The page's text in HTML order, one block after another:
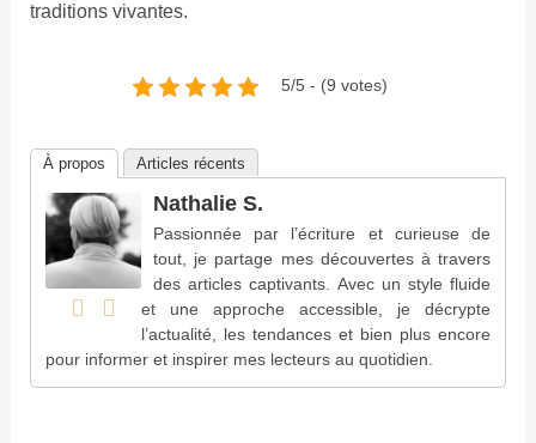
traditions vivantes.
5/5 - (9 votes)
À propos Articles récents
Nathalie S.
Passionnée par l’écriture et curieuse de
tout, je partage mes découvertes à travers
des articles captivants. Avec un style fluide
et une approche accessible, je décrypte
l’actualité, les tendances et bien plus encore
pour informer et inspirer mes lecteurs au quotidien.